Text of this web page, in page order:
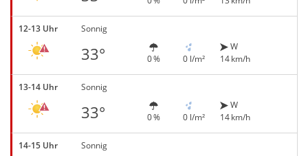
12-13 Uhr Sonnig
33° 0 % 0 l/m²
W
14 km/h
13-14 Uhr Sonnig
33° 0 % 0 l/m²
W
14 km/h
14-15 Uhr Sonnig